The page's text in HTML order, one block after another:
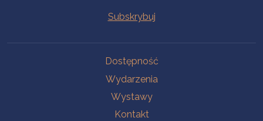
Dostępność
Wydarzenia
Wystawy
Kontakt